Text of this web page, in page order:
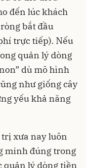
đến lúc khách
bắt đầu
trực tiếp). Nếu
quản lý dòng
dù mô hình
như giống cây
yếu khả năng
xưa nay luôn
minh đúng trong
quản lý dòng tiền